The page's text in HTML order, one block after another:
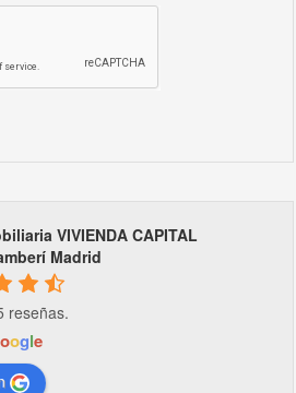
VIVIENDA CAPITAL
Madrid
reseñas.
oogle